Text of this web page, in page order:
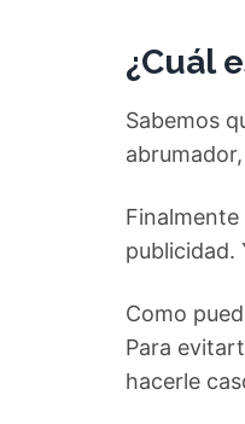
¿Cuál
Sabemos
publicidad.
Como
Para
hacerle